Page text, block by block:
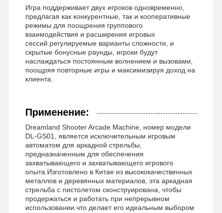
Наша
Фабрика
Контроль
Качества
Контактные
Данные
Запрос
детская игровая машина
Игровой автомат с гонками на машинах
Стрелец и аркадная машина
Игровой автомат выкупления билета
Игра поддерживает двух игроков одновременно,
предлагая как конкурентные, так и кооперативные
режимы для поощрения группового
взаимодействия и расширения игровых
сессий.регулируемые варианты сложности, и
скрытые бонусные раунды, игроки будут
наслаждаться постоянным волнением и вызовами,
поощряя повторные игры и максимизируя доход на
клиента.
Применение:
Dreamland Shooter Arcade Machine, номер модели
DL-GS01, является исключительным игровым
автоматом для аркадной стрельбы,
предназначенным для обеспечения
захватывающего и захватывающего игрового
опыта.Изготовлено в Китае из высококачественных
металлов и деревянных материалов, эта аркадная
стрельба с пистолетом сконструирована, чтобы
продержаться и работать при непрерывном
использовании.что делает его идеальным выбором